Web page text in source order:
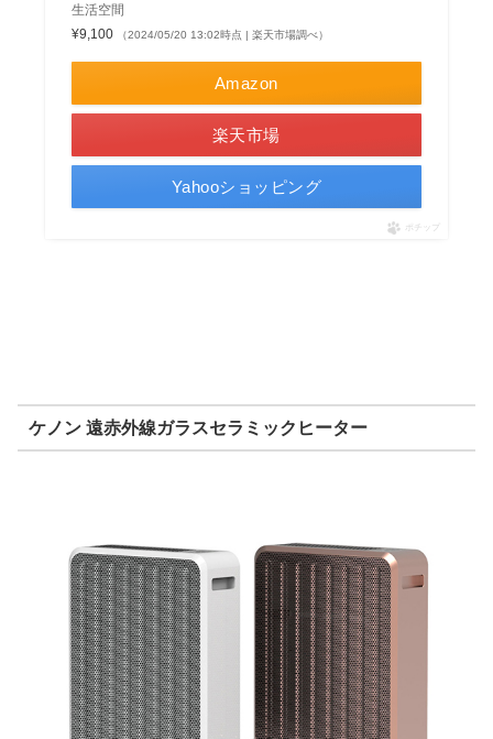
生活空間
¥9,100
（2024/05/20 13:02時点 | 楽天市場調べ）
Amazon
楽天市場
Yahooショッピング
ポチップ
ケノン 遠赤外線ガラスセラミックヒーター